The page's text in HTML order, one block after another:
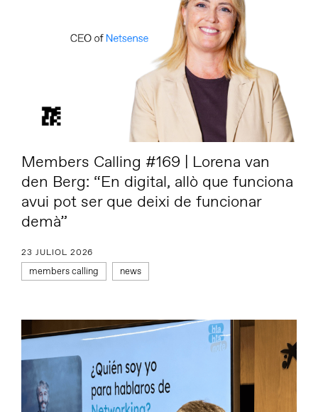
Members Calling #169 | Lorena van
den Berg: “En digital, allò que funciona
avui pot ser que deixi de funcionar
demà”
23 JULIOL 2026
members calling news